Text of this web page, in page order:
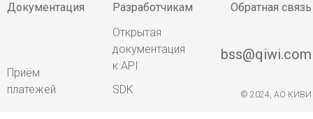
Документация
Приём
платежей
Разработчикам
Открытая
документация
к API
SDK
Обратная связь
bss@qiwi.com
© 2024, АО КИВИ